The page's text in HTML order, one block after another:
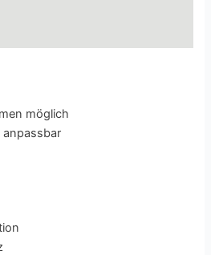
möglich
anpassbar